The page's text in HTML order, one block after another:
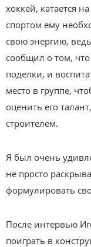
хоккей, катается
спортом ему
свою энергию,
сообщил о том,
поделки, и
место в группе,
оценить его
строителем.
Я был очень
не просто
формулировать
После интервью
поиграть в